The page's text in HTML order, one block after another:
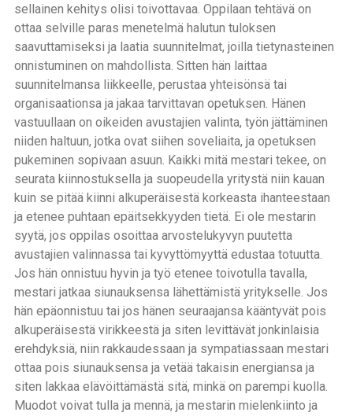
sellainen kehitys olisi toivottavaa. Oppilaan tehtävä on
ottaa selville paras menetelmä halutun tuloksen
saavuttamiseksi ja laatia suunnitelmat, joilla tietynasteinen
onnistuminen on mahdollista. Sitten hän laittaa
suunnitelmansa liikkeelle, perustaa yhteisönsä tai
organisaationsa ja jakaa tarvittavan opetuksen. Hänen
vastuullaan on oikeiden avustajien valinta, työn jättäminen
niiden haltuun, jotka ovat siihen soveliaita, ja opetuksen
pukeminen sopivaan asuun. Kaikki mitä mestari tekee, on
seurata kiinnostuksella ja suopeudella yritystä niin kauan
kuin se pitää kiinni alkuperäisestä korkeasta ihanteestaan
ja etenee puhtaan epäitsekkyyden tietä. Ei ole mestarin
syytä, jos oppilas osoittaa arvostelukyvyn puutetta
avustajien valinnassa tai kyvyttömyyttä edustaa totuutta.
Jos hän onnistuu hyvin ja työ etenee toivotulla tavalla,
mestari jatkaa siunauksensa lähettämistä yritykselle. Jos
hän epäonnistuu tai jos hänen seuraajansa kääntyvät pois
alkuperäisestä virikkeestä ja siten levittävät jonkinlaisia
erehdyksiä, niin rakkaudessaan ja sympatiassaan mestari
ottaa pois siunauksensa ja vetää takaisin energiansa ja
siten lakkaa elävöittämästä sitä, minkä on parempi kuolla.
Muodot voivat tulla ja mennä, ja mestarin mielenkiinto ja